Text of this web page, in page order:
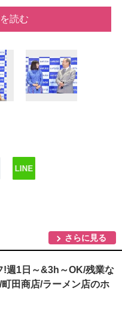
読む
さらに見る
!週1日～&3h～OK/残業な
田商店/ラーメン店のホ